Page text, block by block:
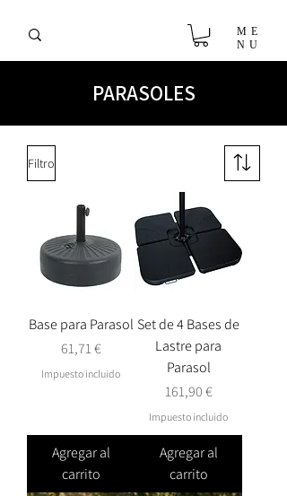
ME
NU
PARASOLES
Filtro
Base para Parasol
Precio
61,71 €
Impuesto incluido
Agregar al
carrito
Set de 4 Bases de
Lastre para
Parasol
Precio
161,90 €
Impuesto incluido
Agregar al
carrito